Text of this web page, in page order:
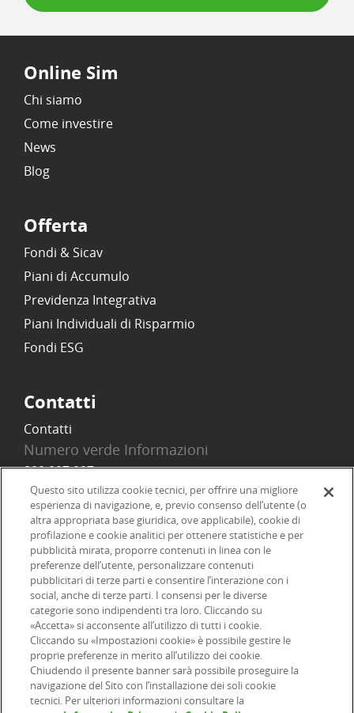
Online Sim
Chi siamo
Come investire
News
Blog
Offerta
Fondi & Sicav
Piani di Accumulo
Previdenza Integrativa
Piani Individuali di Risparmio
Fondi ESG
Contatti
Contatti
Numero verde Informazioni
800 097 097
Email
info@onlinesim.it
Social
©2026 Online SIM, società del gruppo bancario ERSEL - P.IVA
12927410154
Informazioni legali| Dichiarazione di accessibilità
Questo sito utilizza cookie tecnici, per offrire una migliore
esperienza di navigazione, e, previo consenso dell’utente (o
altra appropriata base giuridica, ove applicabile), cookie di
profilazione e cookie analitici per ottenere statistiche e per
pubblicità mirata, proporre contenuti in linea con le
preferenze dell’utente, personalizzare contenuti
pubblicitari di terze parti e consentire l’interazione con i
social, anche di terze parti. I consensi per le diverse
categorie sono indipendenti tra loro. Cliccando su
«Accetta» si acconsente all’utilizzo di tutti i cookie.
Cliccando su «Impostazioni cookie» è possibile gestire le
proprie preferenze in merito all’utilizzo dei cookie.
Chiudendo il presente banner sarà possibile proseguire la
navigazione del Sito con l’installazione dei soli cookie
tecnici. Per ulteriori informazioni consultare la